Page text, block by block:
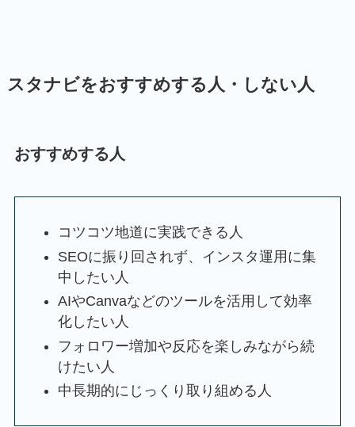
スタナビをおすすめする人・しない人
おすすめする人
コツコツ地道に実践できる人
SEOに振り回されず、インスタ運用に集
中したい人
AIやCanvaなどのツールを活用して効率
化したい人
フォロワー増加や反応を楽しみながら続
けたい人
中長期的にじっくり取り組める人